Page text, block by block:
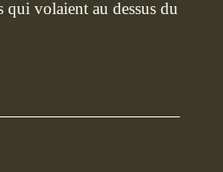
qui volaient au dessus du